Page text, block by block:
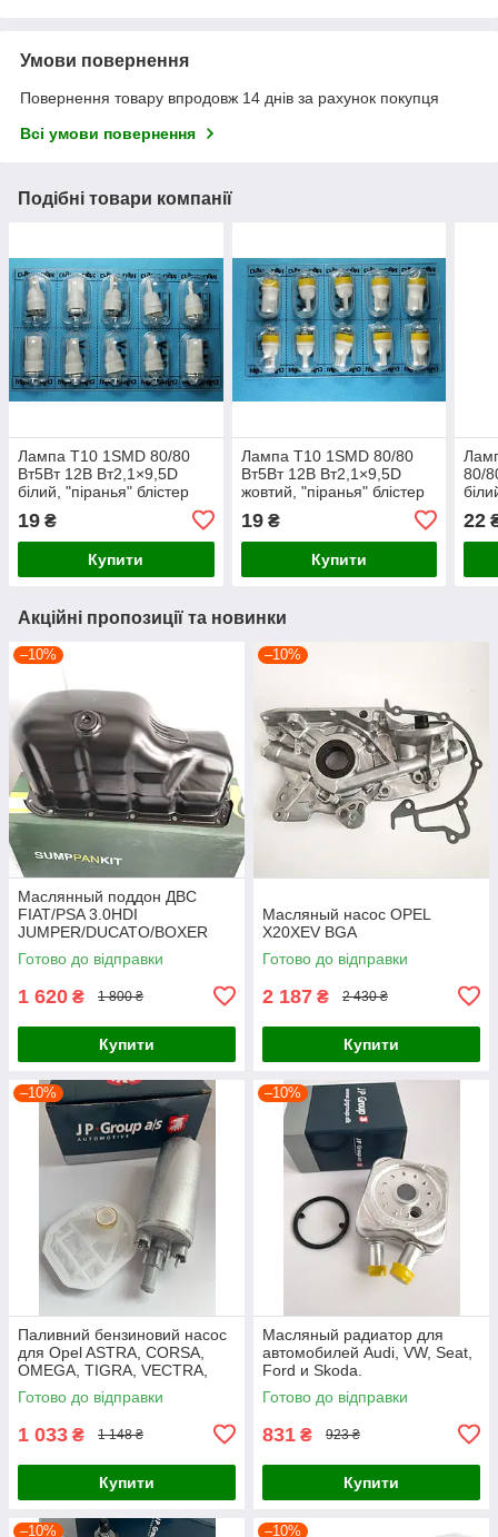
Умови повернення
Повернення товару впродовж 14 днів за рахунок покупця
Всі умови повернення
Подібні товари компанії
Лампа T10 1SMD 80/80
Вт5Вт 12В Вт2,1×9,5D
білий, "піранья" блістер
19 ₴
Купити
Лампа T10 1SMD 80/80
Вт5Вт 12В Вт2,1×9,5D
жовтий, "піранья" блістер
19₴
Купити
80/
22
Акційні пропозиції та новинки
–10%
Маслянный поддон ДВС
FIAT/PSA 3.0HDI
JUMPER/DUCATO/BOXER
2006-2012 BGA
Готово до відправки
1 620 ₴ 1 800 ₴
Купити
–10%
Масляный насос OPEL
X20XEV BGA
Готово до відправки
2 187 ₴ 2 430 ₴
Купити
–10%
Паливний бензиновий насос
для Opel ASTRA, CORSA,
OMEGA, TIGRA, VECTRA,
ZAFIRA
Готово до відправки
1 033 ₴ 1 148 ₴
Купити
–10%
Масляный радиатор для
автомобилей Audi, VW, Seat,
Ford и Skoda.
Готово до відправки
831 ₴ 923 ₴
Купити
–10% –10%